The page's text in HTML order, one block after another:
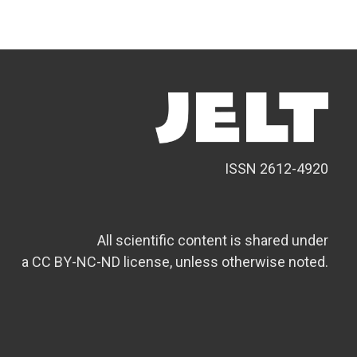
ISSN 2612-4920
All scientific content is shared under
a CC BY-NC-ND license, unless otherwise noted.